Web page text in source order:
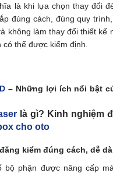
là khi lựa chọn thay đổi
đúng cách, đúng quy
không làm thay đổi thiết kế
thể được kiểm định.
– Những lợi ích nổi bật
là gì? Kinh nghiệm
cho oto
kiểm đúng cách, dễ
bộ phận được nâng cấp